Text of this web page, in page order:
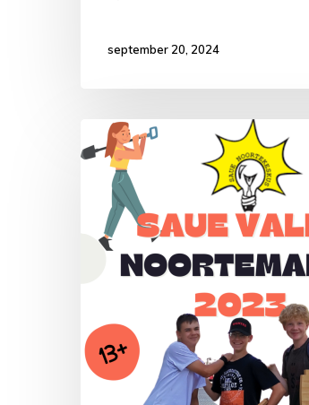
september 20, 2024
Töömalev